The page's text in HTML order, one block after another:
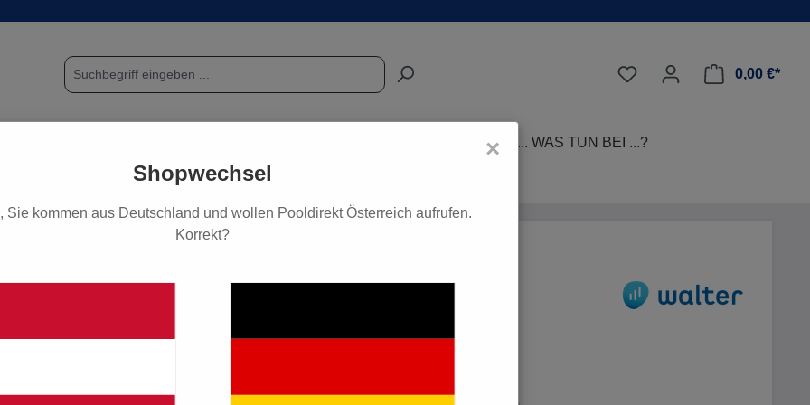
0,00 €*
×
Shopwechsel
Sie kommen aus Deutschland und wollen Pooldirekt Österreich aufrufen.
Korrekt?
PFLEGE-TIPPS ... WAS TUN BEI ...?
Holzpool Octo 414